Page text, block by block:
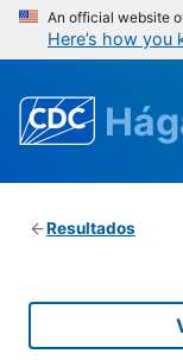
An official website
Here’s how you
Resultados